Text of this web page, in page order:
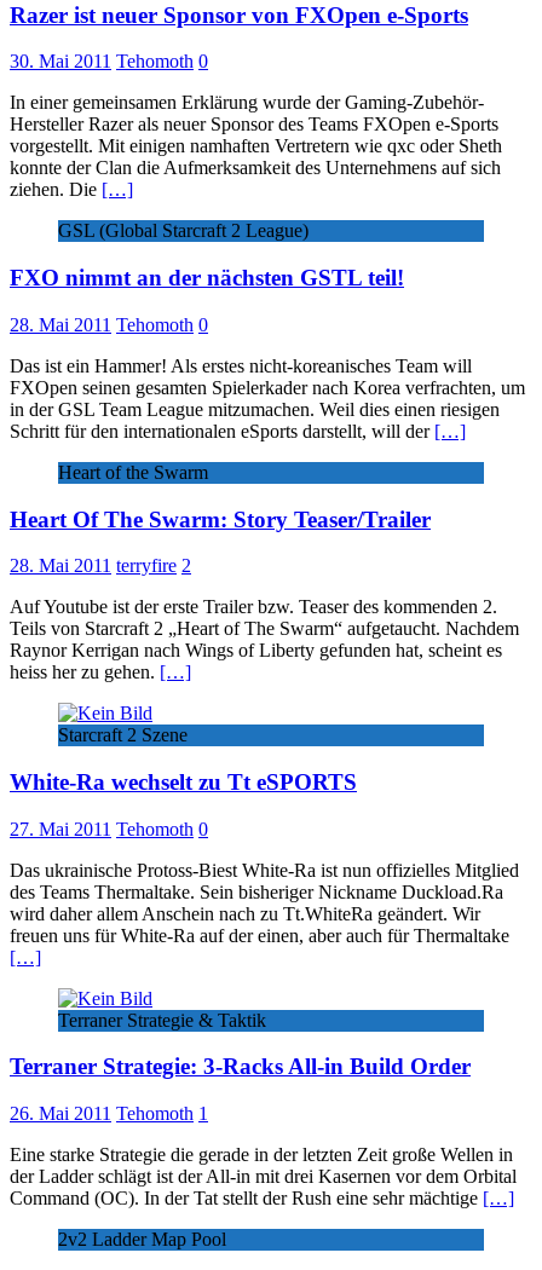
Razer ist neuer Sponsor von FXOpen e-Sports
30. Mai 2011 Tehomoth 0
In einer gemeinsamen Erklärung wurde der Gaming-Zubehör-
Hersteller Razer als neuer Sponsor des Teams FXOpen e-Sports
vorgestellt. Mit einigen namhaften Vertretern wie qxc oder Sheth
konnte der Clan die Aufmerksamkeit des Unternehmens auf sich
ziehen. Die […]
GSL (Global Starcraft 2 League)
FXO nimmt an der nächsten GSTL teil!
28. Mai 2011 Tehomoth 0
Das ist ein Hammer! Als erstes nicht-koreanisches Team will
FXOpen seinen gesamten Spielerkader nach Korea verfrachten, um
in der GSL Team League mitzumachen. Weil dies einen riesigen
Schritt für den internationalen eSports darstellt, will der […]
Heart of the Swarm
Heart Of The Swarm: Story Teaser/Trailer
28. Mai 2011 terryfire 2
Auf Youtube ist der erste Trailer bzw. Teaser des kommenden 2.
Teils von Starcraft 2 „Heart of The Swarm“ aufgetaucht. Nachdem
Raynor Kerrigan nach Wings of Liberty gefunden hat, scheint es
heiss her zu gehen. […]
Starcraft 2 Szene
White-Ra wechselt zu Tt eSPORTS
27. Mai 2011 Tehomoth 0
Das ukrainische Protoss-Biest White-Ra ist nun offizielles Mitglied
des Teams Thermaltake. Sein bisheriger Nickname Duckload.Ra
wird daher allem Anschein nach zu Tt.WhiteRa geändert. Wir
freuen uns für White-Ra auf der einen, aber auch für Thermaltake
[…]
Terraner Strategie & Taktik
Terraner Strategie: 3-Racks All-in Build Order
26. Mai 2011 Tehomoth 1
Eine starke Strategie die gerade in der letzten Zeit große Wellen in
der Ladder schlägt ist der All-in mit drei Kasernen vor dem Orbital
Command (OC). In der Tat stellt der Rush eine sehr mächtige […]
2v2 Ladder Map Pool